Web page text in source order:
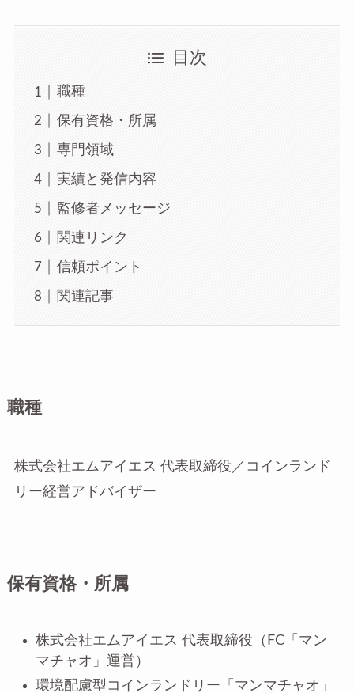
目次
職種
保有資格・所属
専門領域
実績と発信内容
監修者メッセージ
関連リンク
信頼ポイント
関連記事
職種
株式会社エムアイエス 代表取締役／コインランド
リー経営アドバイザー
保有資格・所属
株式会社エムアイエス 代表取締役（FC「マン
マチャオ」運営）
環境配慮型コインランドリー「マンマチャオ」